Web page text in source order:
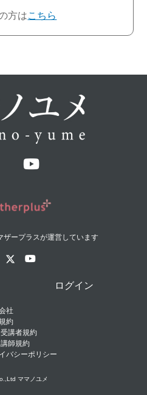
方はこちら
ザープラスが運営しています
ログイン
社
約
講者規約
師規約
バシーポリシー
ママノユメ